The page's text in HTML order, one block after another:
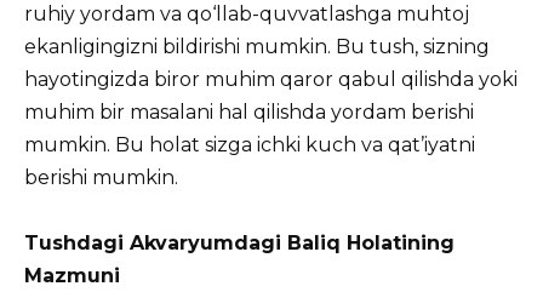
ruhiy yordam va qo‘llab-quvvatlashga muhtoj
ekanligingizni bildirishi mumkin. Bu tush, sizning
hayotingizda biror muhim qaror qabul qilishda yoki
muhim bir masalani hal qilishda yordam berishi
mumkin. Bu holat sizga ichki kuch va qat’iyatni
berishi mumkin.
Tushdagi Akvaryumdagi Baliq Holatining
Mazmuni